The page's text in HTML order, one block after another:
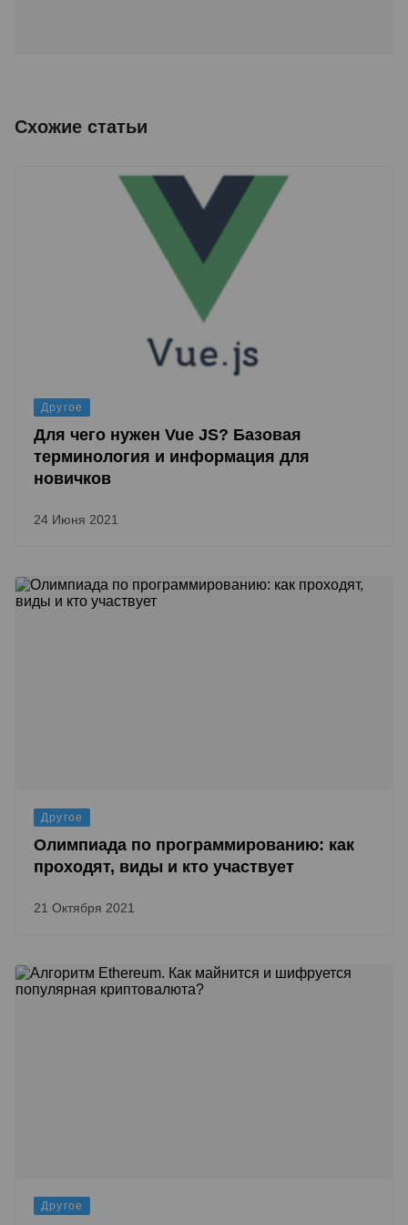
Схожие статьи
Другое
Для чего нужен Vue JS? Базовая
терминология и информация для
новичков
24 Июня 2021
Другое
Олимпиада по программированию: как
проходят, виды и кто участвует
21 Октября 2021
Другое